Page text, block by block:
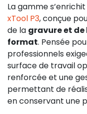
La gamme
xTool P3, conçue
de la gravure et
format. Pensée
professionnels
surface de travail
renforcée et une
permettant de
en conservant une